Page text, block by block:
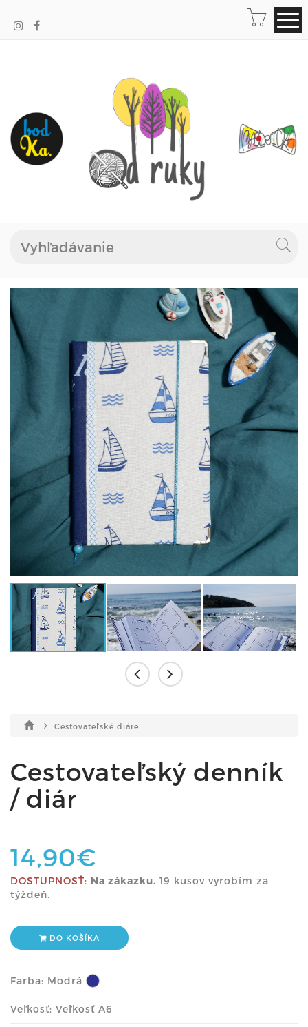
Cestovateľské diáre
Cestovateľský denník
/ diár
14,90€
DOSTUPNOSŤ: Na zákazku. 19 kusov vyrobím za
týždeň.
DO KOŠÍKA
Farba: Modrá
Veľkosť: Veľkosť A6